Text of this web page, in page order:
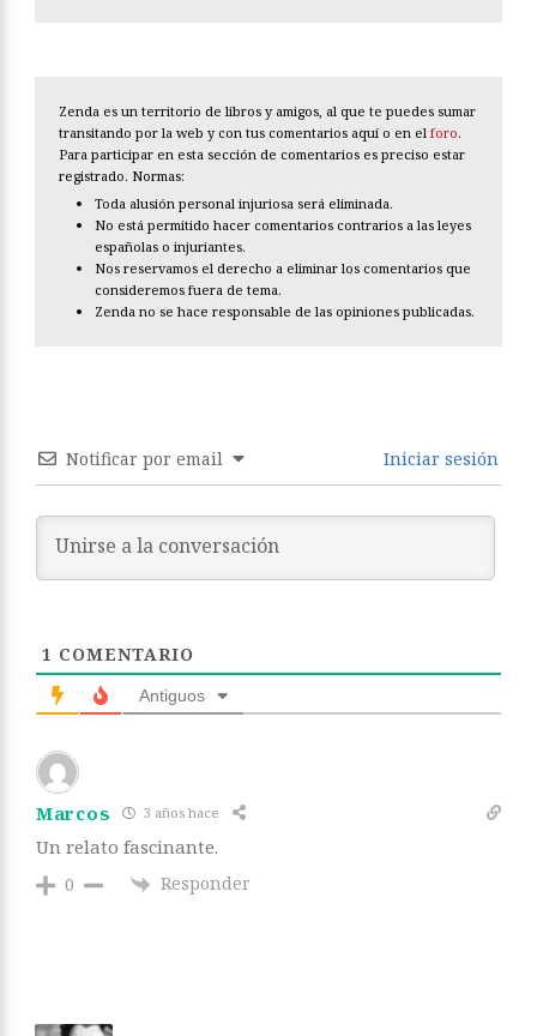
Zenda es un territorio de libros y amigos, al que te puedes sumar
transitando por la web y con tus comentarios aquí o en el foro.
Para participar en esta sección de comentarios es preciso estar
registrado. Normas:
Toda alusión personal injuriosa será eliminada.
No está permitido hacer comentarios contrarios a las leyes
españolas o injuriantes.
Nos reservamos el derecho a eliminar los comentarios que
consideremos fuera de tema.
Zenda no se hace responsable de las opiniones publicadas.
Notificar por email Iniciar sesión
1 COMENTARIO
Antiguos
Marcos 3 años hace
Un relato fascinante.
0 Responder